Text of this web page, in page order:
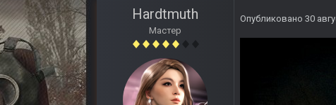
Hardtmuth
Мастер
Опубликовано 30